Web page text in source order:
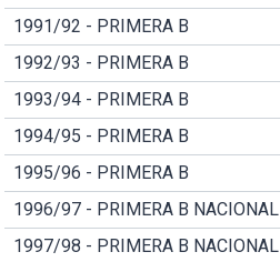
1991/92 - PRIMERA B
1992/93 - PRIMERA B
1993/94 - PRIMERA B
1994/95 - PRIMERA B
1995/96 - PRIMERA B
1996/97 - PRIMERA B NACIONAL
1997/98 - PRIMERA B NACIONAL